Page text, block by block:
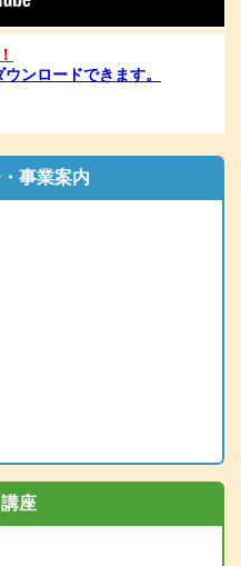
一試験合格発表
たしました。FAXも、電話開通
ます。ご心配な方は、FAXを
用ができません。御用の方
ター（T/078-600-0556）に、ご
２／２７（土）１７時までで
。
通訳Ⅲ第1～４講座）の案内を掲
認定試験の受験案内を掲載しま
一試験の受験案内を掲載しまし
一試験の受験案内は8月1日
ンロードできます。
事業案内
座